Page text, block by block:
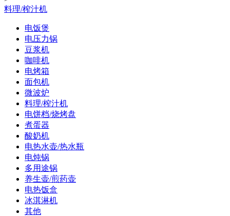
料理/榨汁机
电饭煲
电压力锅
豆浆机
咖啡机
电烤箱
面包机
微波炉
料理/榨汁机
电饼档/烧烤盘
煮蛋器
酸奶机
电热水壶/热水瓶
电炖锅
多用途锅
养生壶/煎药壶
电热饭盒
冰淇淋机
其他